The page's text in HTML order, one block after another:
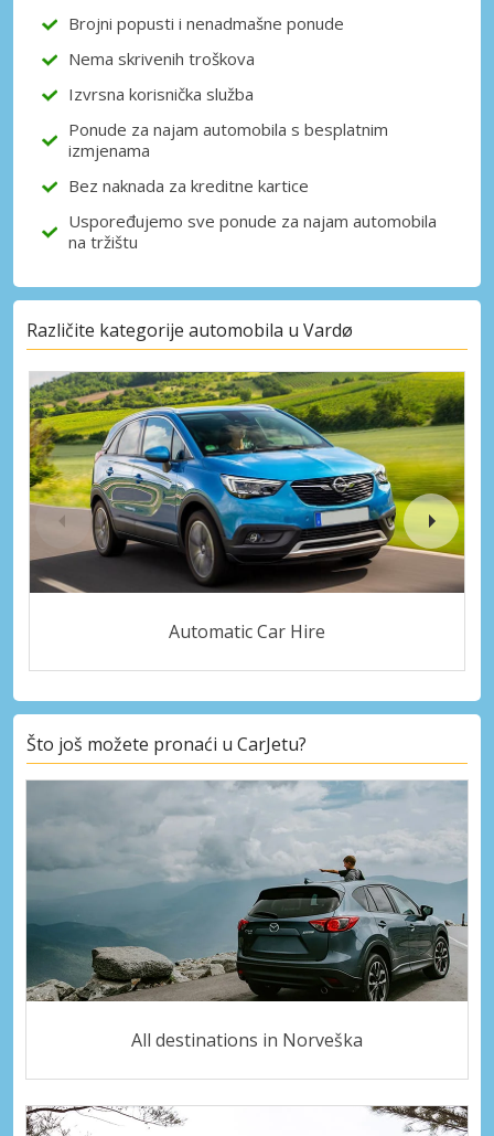
Brojni popusti i nenadmašne ponude
Nema skrivenih troškova
Izvrsna korisnička služba
Ponude za najam automobila s besplatnim
izmjenama
Bez naknada za kreditne kartice
Uspoređujemo sve ponude za najam automobila
na tržištu
Različite kategorije automobila u Vardø
Automatic Car Hire
Što još možete pronaći u CarJetu?
All destinations in Norveška